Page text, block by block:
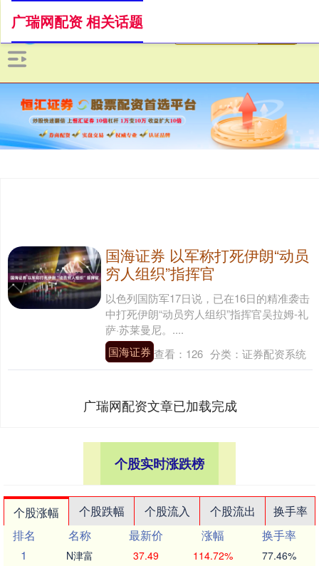
广瑞网配资 相关话题
国海证券 以军称打死伊朗“动员
穷人组织”指挥官
以色列国防军17日说，已在16日的精准袭击
中打死伊朗“动员穷人组织”指挥官吴拉姆-礼
萨·苏莱曼尼。....
国海证券 查看： 126 分类： 证券配资系统
广瑞网配资文章已加载完成
个股实时涨跌榜
个股涨幅 个股跌幅 个股流入 个股流出
换手率
排名
名称 最新价 涨幅
换手率
1
N津富 37.49 114.72% 77.46%